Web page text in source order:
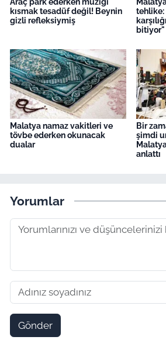
kısmak tesadüf değil! Beynin
gizli refleksiymiş
tehlike:
bitiyor"
Malatya namaz vakitleri ve
tövbe ederken okunacak
dualar
Bir
şimdi
anlattı
Yorumlar
Gönder